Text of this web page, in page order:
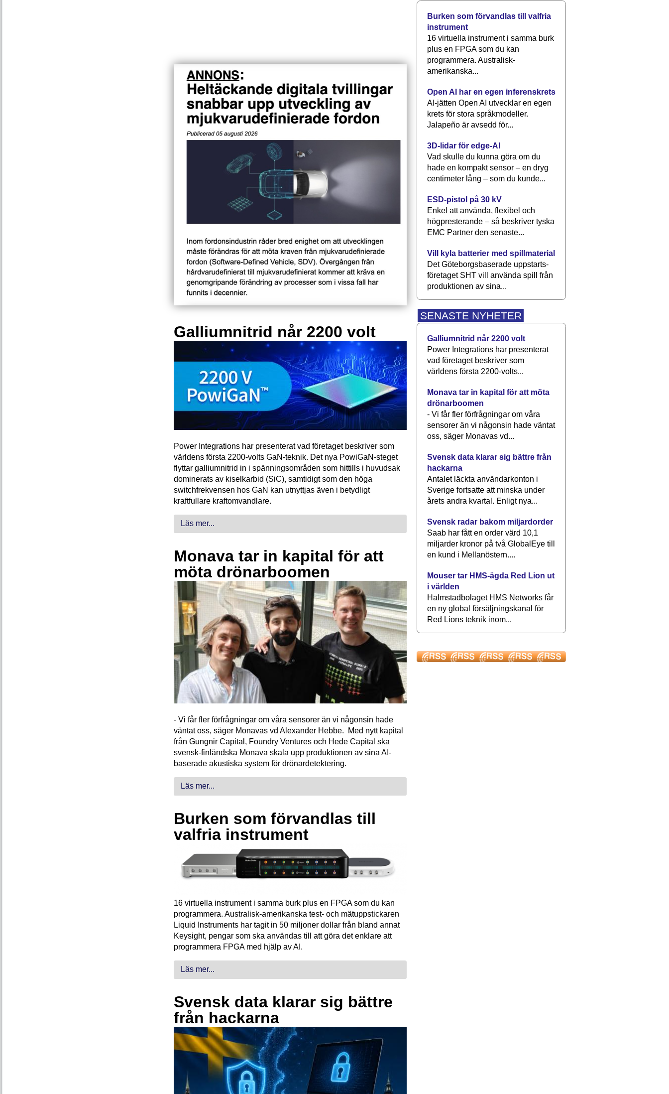
Galliumnitrid når 2200 volt
Power Integrations har presenterat vad företaget beskriver som
världens första 2200-volts GaN-teknik. Det nya PowiGaN-steget
flyttar galliumnitrid in i spänningsområden som hittills i huvudsak
dominerats av kiselkarbid (SiC), samtidigt som den höga
switchfrekvensen hos GaN kan utnyttjas även i betydligt
kraftfullare kraftomvandlare.
Läs mer...
Monava tar in kapital för att
möta drönarboomen
- Vi får fler förfrågningar om våra sensorer än vi någonsin hade
väntat oss, säger Monavas vd Alexander Hebbe. Med nytt kapital
från Gungnir Capital, Foundry Ventures och Hede Capital ska
svensk-finländska Monava skala upp produktionen av sina AI-
baserade akustiska system för drönardetektering.
Läs mer...
Burken som förvandlas till
valfria instrument
16 virtuella instrument i samma burk plus en FPGA som du kan
programmera. Australisk-amerikanska test- och mätuppstickaren
Liquid Instruments har tagit in 50 miljoner dollar från bland annat
Keysight, pengar som ska användas till att göra det enklare att
programmera FPGA med hjälp av AI.
Läs mer...
Svensk data klarar sig bättre
från hackarna
Burken som förvandlas till valfria
instrument
16 virtuella instrument i samma burk
plus en FPGA som du kan
programmera. Australisk-
amerikanska...
Open AI har en egen inferenskrets
AI-jätten Open AI utvecklar en egen
krets för stora språkmodeller.
Jalapeño är avsedd för...
3D-lidar för edge-AI
Vad skulle du kunna göra om du
hade en kompakt sensor – en dryg
centimeter lång – som du kunde...
ESD-pistol på 30 kV
Enkel att använda, flexibel och
högpresterande – så beskriver tyska
EMC Partner den senaste...
Vill kyla batterier med spillmaterial
Det Göteborgsbaserade upp­starts­
företaget SHT vill använda spill från
produktionen av sina...
SENASTE NYHETER
Galliumnitrid når 2200 volt
Power Integrations har presenterat
vad företaget beskriver som
världens första 2200-volts...
Monava tar in kapital för att möta
drönarboomen
- Vi får fler förfrågningar om våra
sensorer än vi någonsin hade väntat
oss, säger Monavas vd...
Svensk data klarar sig bättre från
hackarna
Antalet läckta användarkonton i
Sverige fortsatte att minska under
årets andra kvartal. Enligt nya...
Svensk radar bakom miljardorder
Saab har fått en order värd 10,1
miljarder kronor på två GlobalEye till
en kund i Mellanöstern....
Mouser tar HMS-ägda Red Lion ut
i världen
Halmstadbolaget HMS Networks får
en ny global försäljningskanal för
Red Lions teknik inom...